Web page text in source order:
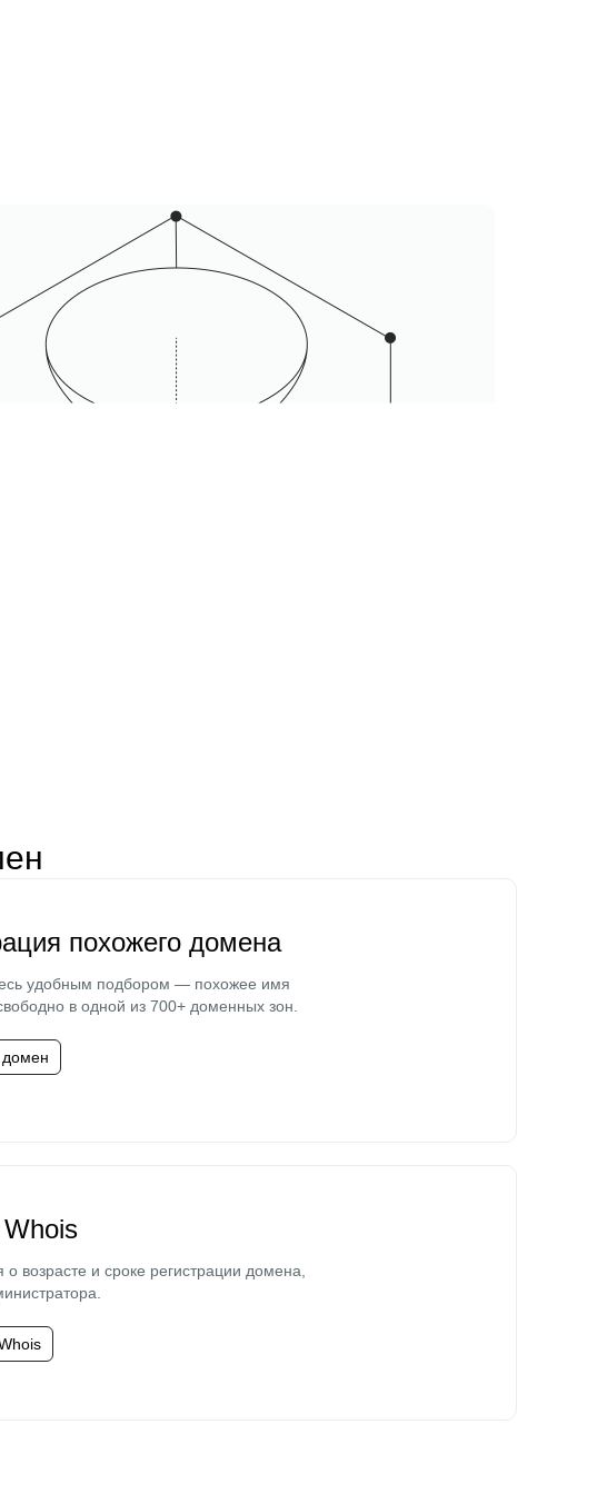
похожего домена
удобным подбором — похожее имя
в одной из 700+ доменных зон.
домен
возрасте и сроке регистрации домена,